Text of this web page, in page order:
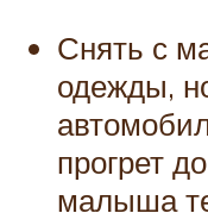
Снять с
одежды,
прогрет
малыша